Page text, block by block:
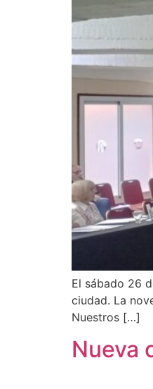
El sábado 26
ciudad. La
Nuestros […]
Nueva